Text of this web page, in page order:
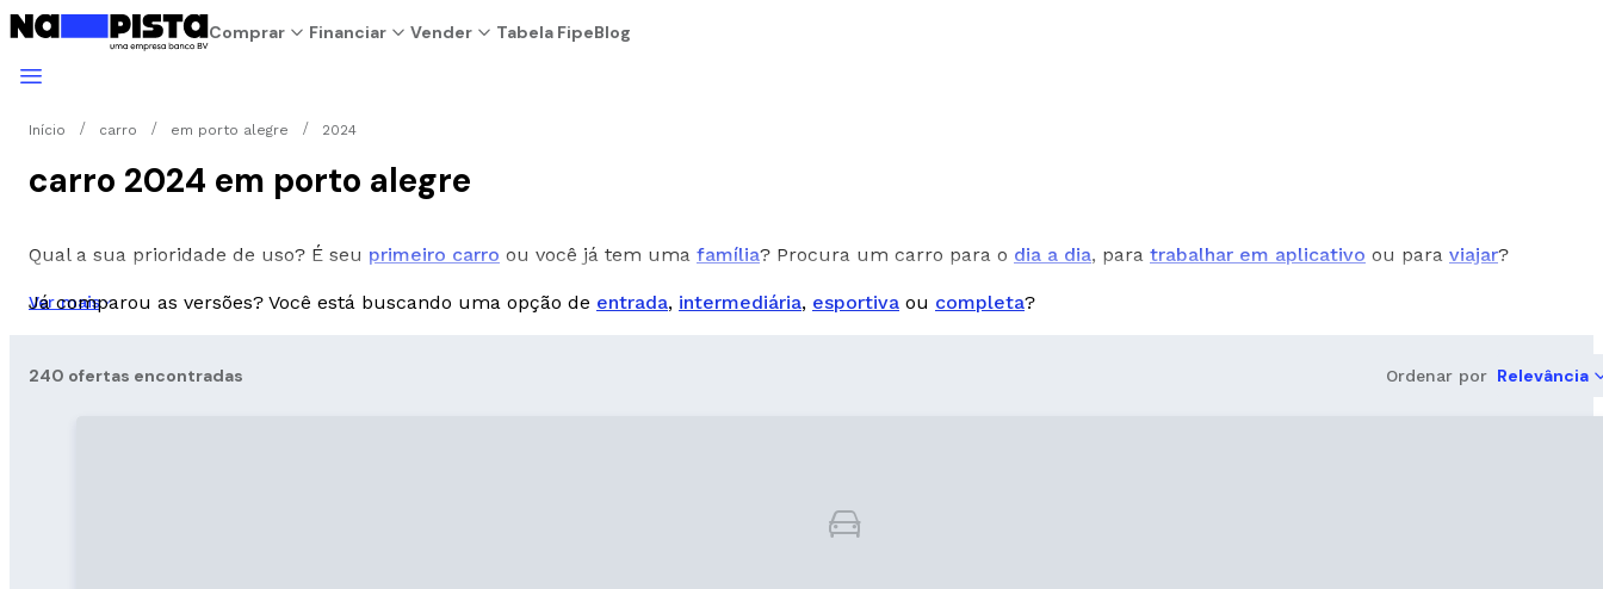
Comprar Financiar Vender Tabela FipeBlog
Início carro em porto alegre 2024
carro 2024 em porto alegre
Qual a sua prioridade de uso? É seu primeiro carro ou você já tem uma família? Procura um carro para o dia a dia, para trabalhar em aplicativo ou para viajar?
Já comparou as versões? Você está buscando uma opção de entrada, intermediária, esportiva ou completa?
Ver mais
240 ofertas encontradas Ordenar por Relevância